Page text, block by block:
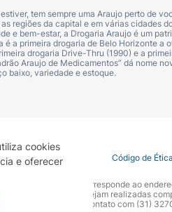
cookies
e oferecer
tem sempre uma Araujo perto de
regiões da capital e em várias cidades
e bem-estar, a Drogaria Araujo é um
é a primeira drogaria de Belo Horizonte
drogaria Drive-Thru (1990) e a
Araujo de Medicamentos” dá nome
baixo, variedade e estoque.
Covid-19 Código de
que o seu site oficial corresponde ao
que não sejam realizadas
gentileza entrar em contato com (31)